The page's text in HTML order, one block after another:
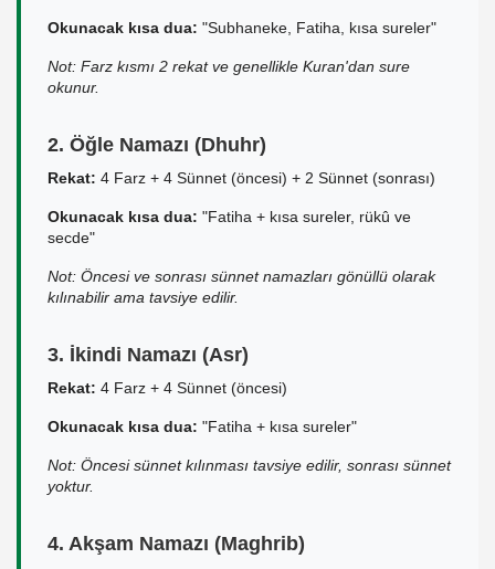
Okunacak kısa dua: "Subhaneke, Fatiha, kısa sureler"
Not: Farz kısmı 2 rekat ve genellikle Kuran'dan sure
okunur.
2. Öğle Namazı (Dhuhr)
Rekat: 4 Farz + 4 Sünnet (öncesi) + 2 Sünnet (sonrası)
Okunacak kısa dua: "Fatiha + kısa sureler, rükû ve
secde"
Not: Öncesi ve sonrası sünnet namazları gönüllü olarak
kılınabilir ama tavsiye edilir.
3. İkindi Namazı (Asr)
Rekat: 4 Farz + 4 Sünnet (öncesi)
Okunacak kısa dua: "Fatiha + kısa sureler"
Not: Öncesi sünnet kılınması tavsiye edilir, sonrası sünnet
yoktur.
4. Akşam Namazı (Maghrib)